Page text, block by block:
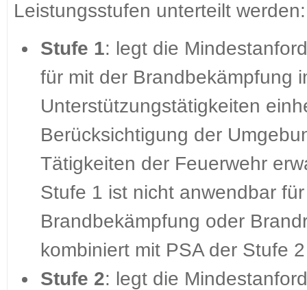
Leistungsstufen unterteilt werden:
Stufe 1: legt die
für mit der Brandbekämpfung
Unterstützungstätigkeiten
Berücksichtigung der
Tätigkeiten der Feuerwehr
Stufe 1 ist nicht anwendbar
Brandbekämpfung oder
kombiniert mit PSA der Stufe
Stufe 2: legt die